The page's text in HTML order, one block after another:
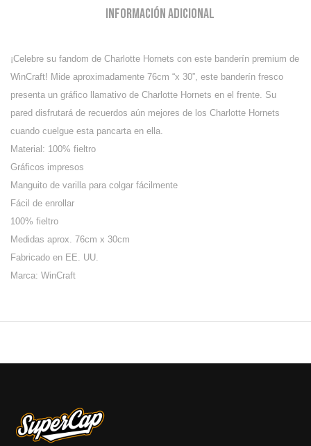
Información adicional
¡Celebre su fandom de Charlotte Hornets con este banderín premium de
WinCraft! Mide aproximadamente 76cm “x 30”, este banderín fresco
presenta un gráfico llamativo de Charlotte Hornets en el frente. Su
pared disfrutará de recuerdos aún mejores de los Charlotte Hornets
cuando cuelgue esta pancarta en ella.
Material: 100% fieltro
Gráficos impresos
Manguito de varilla para colgar fácilmente
Fácil de enrollar
100% fieltro
Medidas aprox. 76cm x 30cm
Fabricado en EE. UU.
Marca: WinCraft